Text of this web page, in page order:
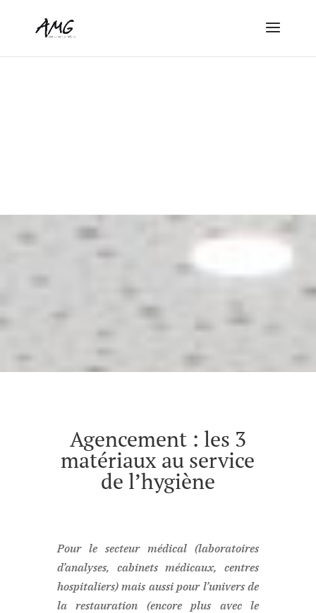
Agencement : les 3
matériaux au service
de l’hygiène
Pour le secteur médical (laboratoires
d’analyses, cabinets médicaux, centres
hospitaliers) mais aussi pour l’univers de
la restauration (encore plus avec le